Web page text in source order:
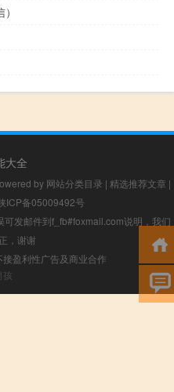
大全
by 网站分类目录 | 精选推荐文章 |
ICP备05009492号
发邮件到f_fb#foxmail.com说明，我们
，谢谢
盈利性广告及商业合作
孩